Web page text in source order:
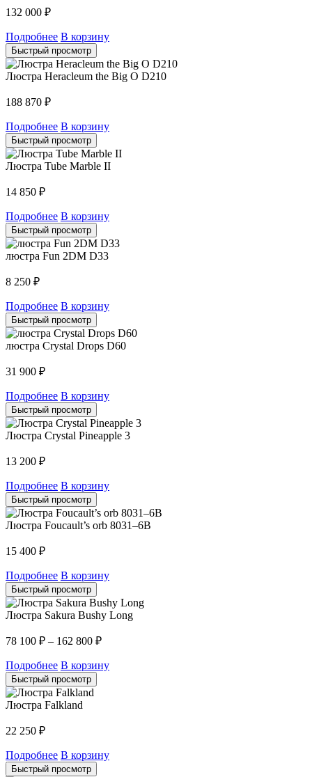
132 000 ₽
Подробнее В корзину
Быстрый просмотр
Люстра Heracleum the Big O D210
188 870 ₽
Подробнее В корзину
Быстрый просмотр
Люстра Tube Marble II
14 850 ₽
Подробнее В корзину
Быстрый просмотр
люстра Fun 2DM D33
8 250 ₽
Подробнее В корзину
Быстрый просмотр
люстра Crystal Drops D60
31 900 ₽
Подробнее В корзину
Быстрый просмотр
Люстра Crystal Pineapple 3
13 200 ₽
Подробнее В корзину
Быстрый просмотр
Люстра Foucault’s orb 8031–6B
15 400 ₽
Подробнее В корзину
Быстрый просмотр
Люстра Sakura Bushy Long
78 100 ₽ – 162 800 ₽
Подробнее В корзину
Быстрый просмотр
Люстра Falkland
22 250 ₽
Подробнее В корзину
Быстрый просмотр